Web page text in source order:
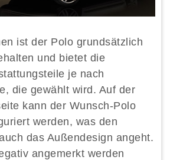
ist der Polo grundsätzlich
und bietet die
je nach
die gewählt wird. Auf der
kann der Wunsch-Polo
werden, was den
das Außendesign angeht.
angemerkt werden